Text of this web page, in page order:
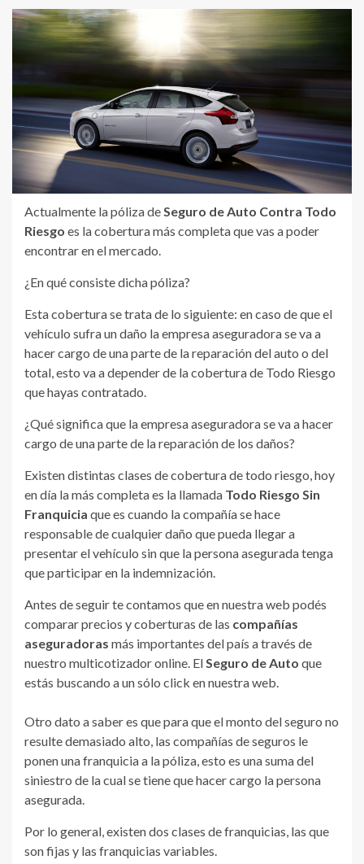
Actualmente la póliza deSeguro de Auto Contra Todo
Riesgo es la cobertura más completa que vas a poder
encontrar en el mercado.
¿En qué consiste dicha póliza?
Esta cobertura se trata de lo siguiente: en caso de que el
vehículo sufra un daño la empresa aseguradora se va a
hacer cargo de una parte de la reparación del auto o del
total, esto va a depender de la cobertura de Todo Riesgo
que hayas contratado.
¿Qué significa que la empresa aseguradora se va a hacer
cargo de una parte de la reparación de los daños?
Existen distintas clases de cobertura de todo riesgo, hoy
en día la más completa es la llamada Todo Riesgo Sin
Franquicia que es cuando la compañía se hace
responsable de cualquier daño que pueda llegar a
presentar el vehículo sin que la persona asegurada tenga
que participar en la indemnización.
Antes de seguir te contamos que en nuestra web podés
comparar precios y coberturas de las compañías
aseguradoras más importantes del país a través de
nuestro multicotizador online. ElSeguro de Auto que
estás buscando a un sólo click en nuestra web.
Otro dato a saber es que para que el monto del seguro no
resulte demasiado alto, las compañías de seguros le
ponen una franquicia a la póliza, esto es una suma del
siniestro de la cual se tiene que hacer cargo la persona
asegurada.
Por lo general, existen dos clases de franquicias, las que
son fijas y las franquicias variables.